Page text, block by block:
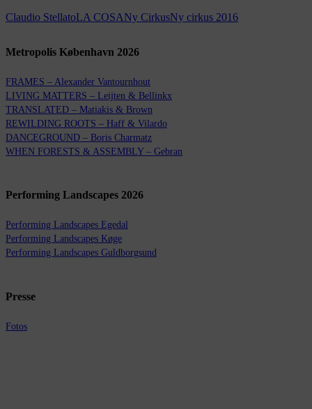
Claudio StellatoLA COSANy CirkusNy cirkus 2016
Metropolis København 2026
FRAMES – Alexander Vantournhout
LIVING MATTERS – Leijten & Bellinkx
TRANSLATED – Matiakis & Brown
REWILDING ROOTS – Haff & Vilardo
DANCEGROUND – Boris Charmatz
WHEN FORESTS & ASSEMBLY – Gebran
Performing Landscapes 2026
Performing Landscapes Egedal
Performing Landscapes Køge
Performing Landscapes Guldborgsund
Presse
Fotos